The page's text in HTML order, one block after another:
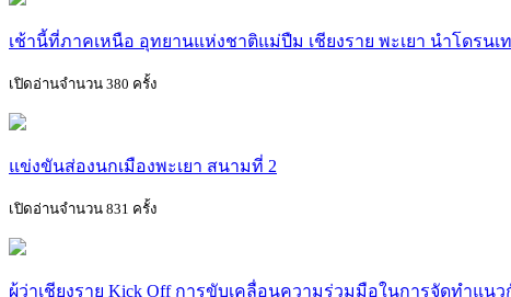
เช้านี้ที่ภาคเหนือ อุทยานแห่งชาติแม่ปืม เชียงราย พะเยา นำโดรน
เปิดอ่านจำนวน 380 ครั้ง
แข่งขันส่องนกเมืองพะเยา สนามที่ 2
เปิดอ่านจำนวน 831 ครั้ง
ผู้ว่าเชียงราย Kick Off การขับเคลื่อนความร่วมมือในการจัดทำแนว